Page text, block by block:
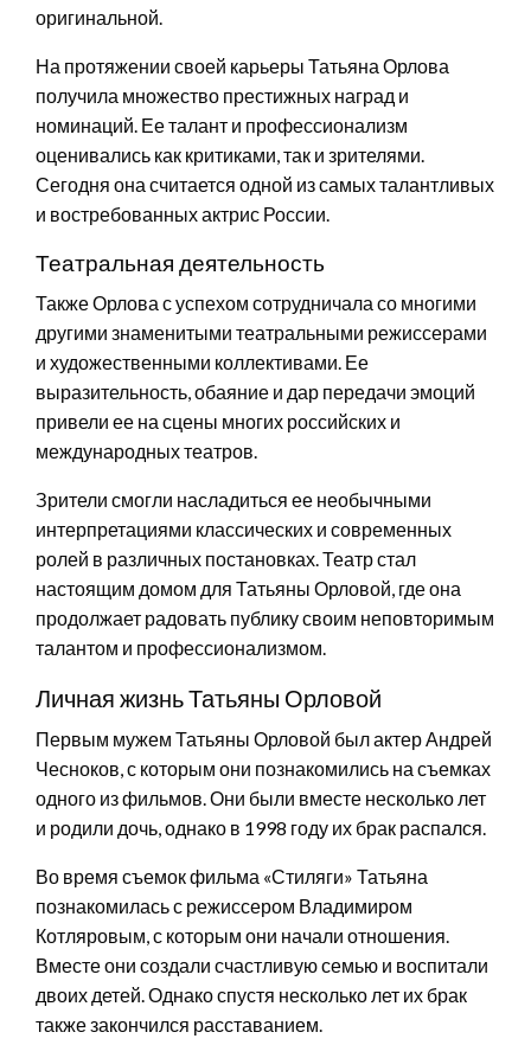
оригинальной.
На протяжении своей карьеры Татьяна Орлова
получила множество престижных наград и
номинаций. Ее талант и профессионализм
оценивались как критиками, так и зрителями.
Сегодня она считается одной из самых талантливых
и востребованных актрис России.
Театральная деятельность
Также Орлова с успехом сотрудничала со многими
другими знаменитыми театральными режиссерами
и художественными коллективами. Ее
выразительность, обаяние и дар передачи эмоций
привели ее на сцены многих российских и
международных театров.
Зрители смогли насладиться ее необычными
интерпретациями классических и современных
ролей в различных постановках. Театр стал
настоящим домом для Татьяны Орловой, где она
продолжает радовать публику своим неповторимым
талантом и профессионализмом.
Личная жизнь Татьяны Орловой
Первым мужем Татьяны Орловой был актер Андрей
Чесноков, с которым они познакомились на съемках
одного из фильмов. Они были вместе несколько лет
и родили дочь, однако в 1998 году их брак распался.
Во время съемок фильма «Стиляги» Татьяна
познакомилась с режиссером Владимиром
Котляровым, с которым они начали отношения.
Вместе они создали счастливую семью и воспитали
двоих детей. Однако спустя несколько лет их брак
также закончился расставанием.